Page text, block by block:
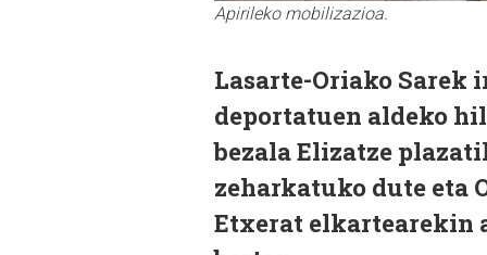
Apirileko mobilizazioa.
Lasarte-Oriako Sarek
deportatuen aldeko
bezala Elizatze
zeharkatuko dute eta
Etxerat elkartearekin